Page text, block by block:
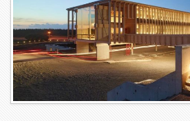
Medios
Contacto
Buscar: